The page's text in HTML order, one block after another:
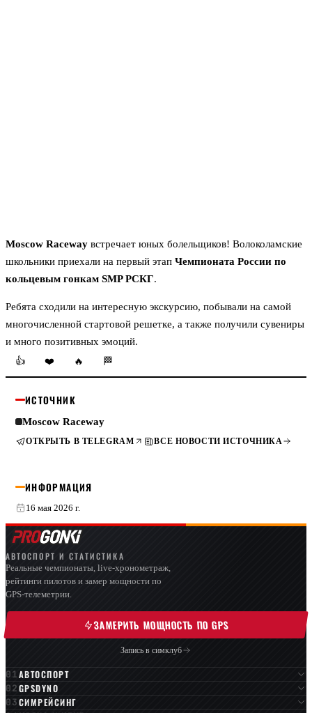
Moscow Raceway встречает юных болельщиков! Волоколамские
школьники приехали на первый этап Чемпионата России по
кольцевым гонкам SMP РСКГ.
Ребята сходили на интересную экскурсию, побывали на самой
многочисленной стартовой решетке, а также получили сувениры
и много позитивных эмоций.
👍
❤️ 🔥 🏁
ИСТОЧНИК
Moscow Raceway
ОТКРЫТЬ В TELEGRAM ВСЕ НОВОСТИ ИСТОЧНИКА
ИНФОРМАЦИЯ
16 мая 2026 г.
АВТОСПОРТ И СТАТИСТИКА
Реальные чемпионаты, live-хронометраж,
рейтинги пилотов и замер мощности по
GPS-телеметрии.
ЗАМЕРИТЬ МОЩНОСТЬ ПО GPS
Запись в симклуб
АВТОСПОРТ
GPSDYNO
СИМРЕЙСИНГ